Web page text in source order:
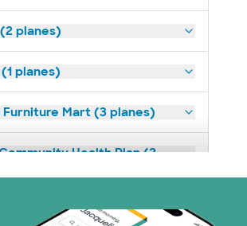
planes)
planes)
Furniture Mart (3 planes)
Health Plan (2
(1 planes)